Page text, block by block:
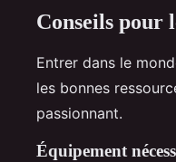
Conseils pour
Entrer dans le
les bonnes
passionnant.
Équipement